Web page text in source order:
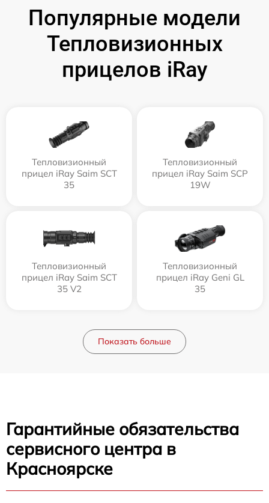
Популярные модели
Тепловизионных
прицелов iRay
Тепловизионный
прицел iRay Saim SCT
35
Тепловизионный
прицел iRay Saim SCP
19W
Тепловизионный
прицел iRay Saim SCT
35 V2
Тепловизионный
прицел iRay Geni GL
35
Показать больше
Гарантийные обязательства
сервисного центра в
Красноярске